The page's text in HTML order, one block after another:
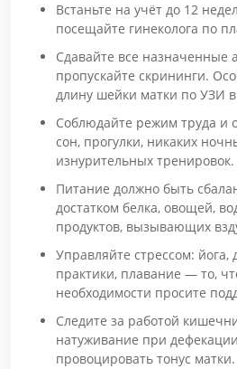
Встаньте на учёт до 12
посещайте гинеколога по
Сдавайте все назначенные
пропускайте скрининги.
длину шейки матки по УЗИ
Соблюдайте режим труда и
сон, прогулки, никаких
изнурительных тренировок.
Питание должно быть
достатком белка, овощей,
продуктов, вызывающих
Управляйте стрессом: йога,
практики, плавание — то,
необходимости просите
Следите за работой
натуживание при
провоцировать тонус матки.